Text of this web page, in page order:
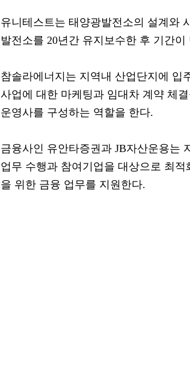
유니테스트는 태양광발전소의 설계와
발전소를 20년간 유지보수한 후 기간
참솔라에너지는 지역내 산업단지에 입
사업에 대한 마케팅과 임대차 계약 체
운영사를 구성하는 역할을 한다.
금융사인 유안타증권과 JB자산운용는
업무 수행과 참여기업을 대상으로 최
을 위한 금융 업무를 지원한다.